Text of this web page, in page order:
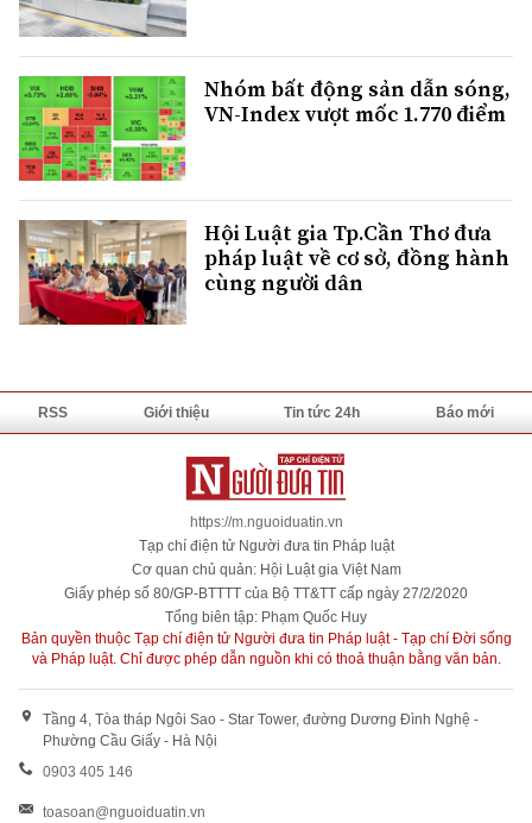
Nhóm bất động sản dẫn sóng,
VN-Index vượt mốc 1.770 điểm
Hội Luật gia Tp.Cần Thơ đưa
pháp luật về cơ sở, đồng hành
cùng người dân
RSS Giới thiệu Tin tức 24h Báo mới
https://m.nguoiduatin.vn
Tạp chí điện tử Người đưa tin Pháp luật
Cơ quan chủ quản: Hội Luật gia Việt Nam
Giấy phép số 80/GP-BTTTT của Bộ TT&TT cấp ngày 27/2/2020
Tổng biên tập: Phạm Quốc Huy
Bản quyền thuộc Tạp chí điện tử Người đưa tin Pháp luật - Tạp chí Đời sống
và Pháp luật. Chỉ được phép dẫn nguồn khi có thoả thuận bằng văn bản.
Tầng 4, Tòa tháp Ngôi Sao - Star Tower, đường Dương Đình Nghệ -
Phường Cầu Giấy - Hà Nội
0903 405 146
toasoan@nguoiduatin.vn